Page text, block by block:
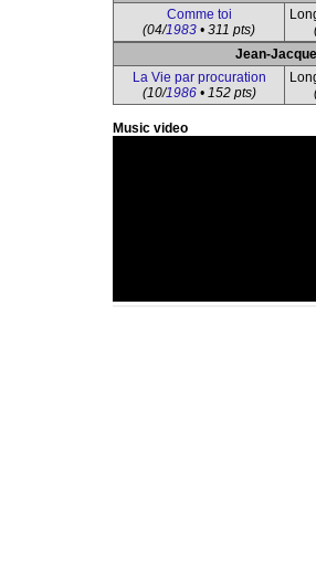
Comme toi
(04/1983 • 311 pts)
Jean-
La Vie par procuration
(10/1986• 152 pts)
Music video